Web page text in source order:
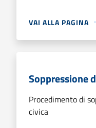
VAI ALLA PAGINA
Soppressione
Procedimento di
civica